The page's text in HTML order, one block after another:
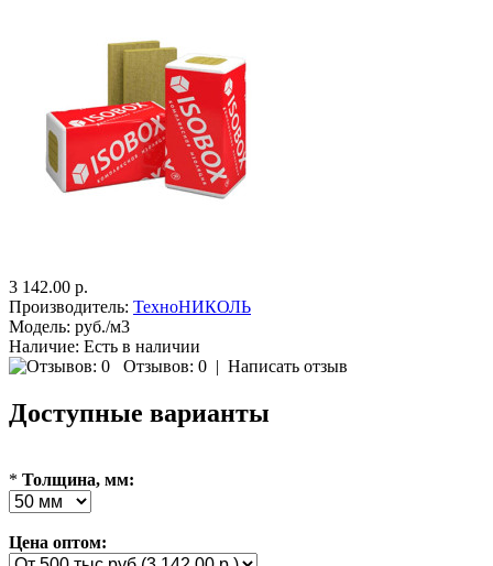
3 142.00 р.
Производитель: ТехноНИКОЛЬ
Модель: руб./м3
Наличие: Есть в наличии
Отзывов: 0 | Написать отзыв
Доступные варианты
* Толщина, мм:
Цена оптом: